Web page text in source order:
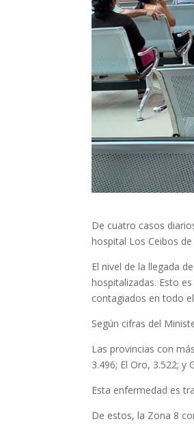
De cuatro casos
hospital Los Ceibos
El nivel de la llegada
hospitalizadas. Esto
contagiados en todo
Según cifras del
Las provincias con
3.496; El Oro, 3.522; y
Esta enfermedad es
De estos, la Zona 8